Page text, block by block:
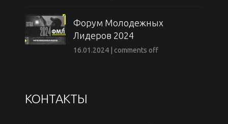
Форум Молодежных
Лидеров 2024
16.01.2024 comments off
КОНТАКТЫ